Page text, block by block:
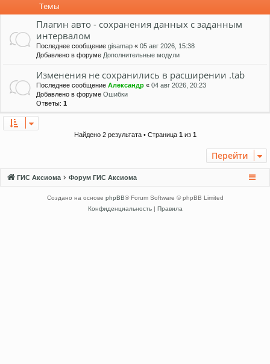
Темы
Плагин авто - сохранения данных с заданным
интервалом
Последнее сообщение gisamap « 05 авг 2026, 15:38
Добавлено в форуме Дополнительные модули
Изменения не сохранились в расширении .tab
Последнее сообщение Александр « 04 авг 2026, 20:23
Добавлено в форуме Ошибки
Ответы: 1
Найдено 2 результата • Страница 1из 1
Перейти
ГИС Аксиома Форум ГИС Аксиома
Создано на основе phpBB® Forum Software © phpBB Limited
Конфиденциальность| Правила